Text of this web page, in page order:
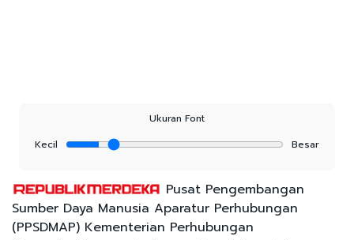
Ukuran Font
Kecil
Besar
Pusat Pengembangan
Sumber Daya Manusia Aparatur Perhubungan
(PPSDMAP) Kementerian Perhubungan